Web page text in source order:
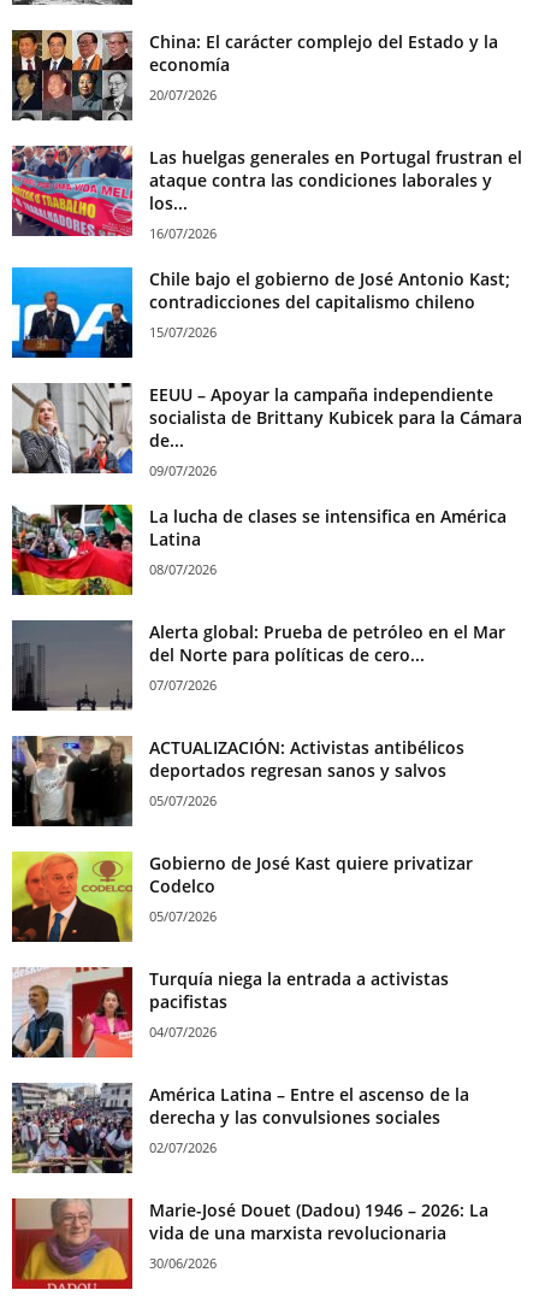
China: El carácter complejo del Estado y la
economía
20/07/2026
Las huelgas generales en Portugal frustran el
ataque contra las condiciones laborales y
los...
16/07/2026
Chile bajo el gobierno de José Antonio Kast;
contradicciones del capitalismo chileno
15/07/2026
EEUU – Apoyar la campaña independiente
socialista de Brittany Kubicek para la Cámara
de...
09/07/2026
La lucha de clases se intensifica en América
Latina
08/07/2026
Alerta global: Prueba de petróleo en el Mar
del Norte para políticas de cero...
07/07/2026
ACTUALIZACIÓN: Activistas antibélicos
deportados regresan sanos y salvos
05/07/2026
Gobierno de José Kast quiere privatizar
Codelco
05/07/2026
Turquía niega la entrada a activistas
pacifistas
04/07/2026
América Latina – Entre el ascenso de la
derecha y las convulsiones sociales
02/07/2026
Marie-José Douet (Dadou) 1946 – 2026: La
vida de una marxista revolucionaria
30/06/2026